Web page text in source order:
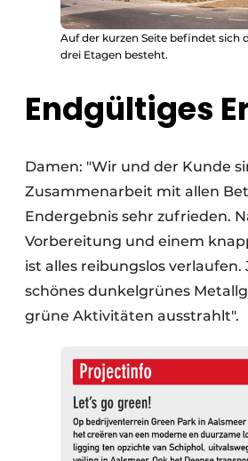
Auf der kurzen Seite befindet sich
drei Etagen besteht.
Endgültiges
Damen: "Wir und der Kunde
Zusammenarbeit mit allen
Endergebnis sehr zufrieden.
Vorbereitung und einem
ist alles reibungslos verlaufen.
schönes dunkelgrünes
grüne Aktivitäten ausstrahlt".